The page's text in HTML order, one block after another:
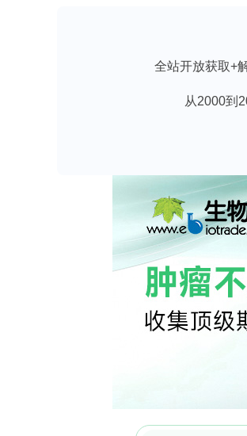
**研究背景、问题与研
动脉粥样硬化性心血管
固醇（LDL-C）水平，
转为合成表型，导致增
金属蛋白酶（MT1-
ECM成分，并作为信号
达上调，且SMC中
硬化。然而，大多数需
体中MMP14对动脉粥
影响。该研究发表在
**主要关键技术方法**
全站开放获取+
从2000到